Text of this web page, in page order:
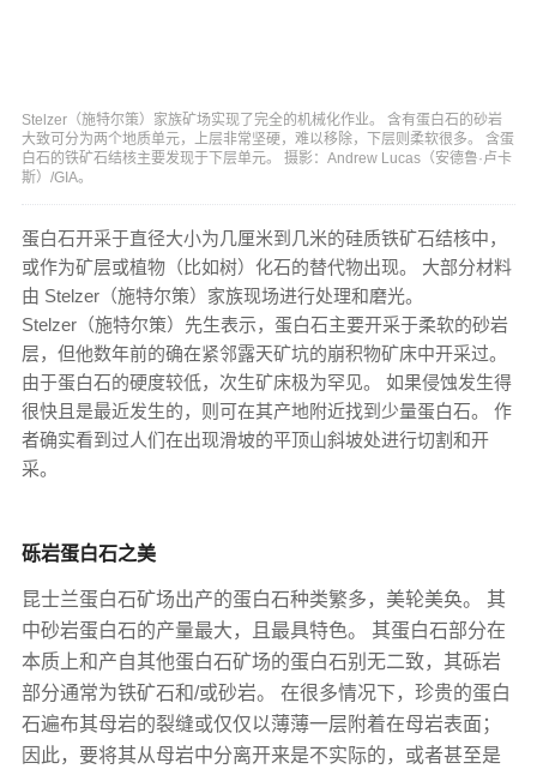
Stelzer（施特尔策）家族矿场实现了完全的机械化作业。 含有蛋白石的砂岩
大致可分为两个地质单元，上层非常坚硬，难以移除，下层则柔软很多。 含蛋
白石的铁矿石结核主要发现于下层单元。 摄影：Andrew Lucas（安德鲁·卢卡
斯）/GIA。
蛋白石开采于直径大小为几厘米到几米的硅质铁矿石结核中，
或作为矿层或植物（比如树）化石的替代物出现。 大部分材料
由 Stelzer（施特尔策）家族现场进行处理和磨光。
Stelzer（施特尔策）先生表示，蛋白石主要开采于柔软的砂岩
层，但他数年前的确在紧邻露天矿坑的崩积物矿床中开采过。
由于蛋白石的硬度较低，次生矿床极为罕见。 如果侵蚀发生得
很快且是最近发生的，则可在其产地附近找到少量蛋白石。 作
者确实看到过人们在出现滑坡的平顶山斜坡处进行切割和开
采。
砾岩蛋白石之美
昆士兰蛋白石矿场出产的蛋白石种类繁多，美轮美奂。 其
中砂岩蛋白石的产量最大，且最具特色。 其蛋白石部分在
本质上和产自其他蛋白石矿场的蛋白石别无二致，其砾岩
部分通常为铁矿石和/或砂岩。 在很多情况下，珍贵的蛋白
石遍布其母岩的裂缝或仅仅以薄薄一层附着在母岩表面；
因此，要将其从母岩中分离开来是不实际的，或者甚至是